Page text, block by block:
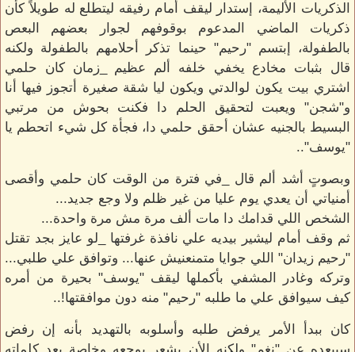
الذكريات الأليمة، إستدار ليقف أمام رفيقه ليتطلع له طويلاً كأن
ذكريات الماضي المدعوم بوقوفهم لجوار بعضهم البعص
بالطفولة، إبتسم "رحيم" حينما تذكر أحلامهم بالطفولة ولكنه
قال بثبات مخادع يخفي خلفه ألم عظيم _زمان كان حلمي
اشتري بيت يكون لوالدتي ويكون ليا شقة صغيرة أتجوز فيها أنا
و"شجن" ويعبت لتحقيق الحلم دا فكنت بحوش من مرتبي
البسيط بالجنيه عشان أحقق حلمي دا، فجأة كل شيء اتحطم يا
"يوسف"..
وبصوتٍ أشد ألم قال _في فترة من الوقت كان حلمي وأقصى
أمنياتي أن يعدي يوم عليا من غير ظلم ولا وجع جديد...
الشخص اللي قدامك دا مات ألف مرة مش مرة واحدة...
ثم وقف أمام ليشير بيديه علي نافذة غرفتها _لو عايز بجد تقتل
"رحيم زيدان" اللي جوايا متمنعنيش عنها... وتوافق علي طلبي...
وتركه وغادر المشفي بأكملها ليقف "يوسف" بحيرة من أمره
كيف سيوافق علي ما طلبه "رحيم" منه دون موافقتها!..
كان ببدأ الأمر يرفض طلبه وأسلوبه بالتهديد بأنه إن رفض